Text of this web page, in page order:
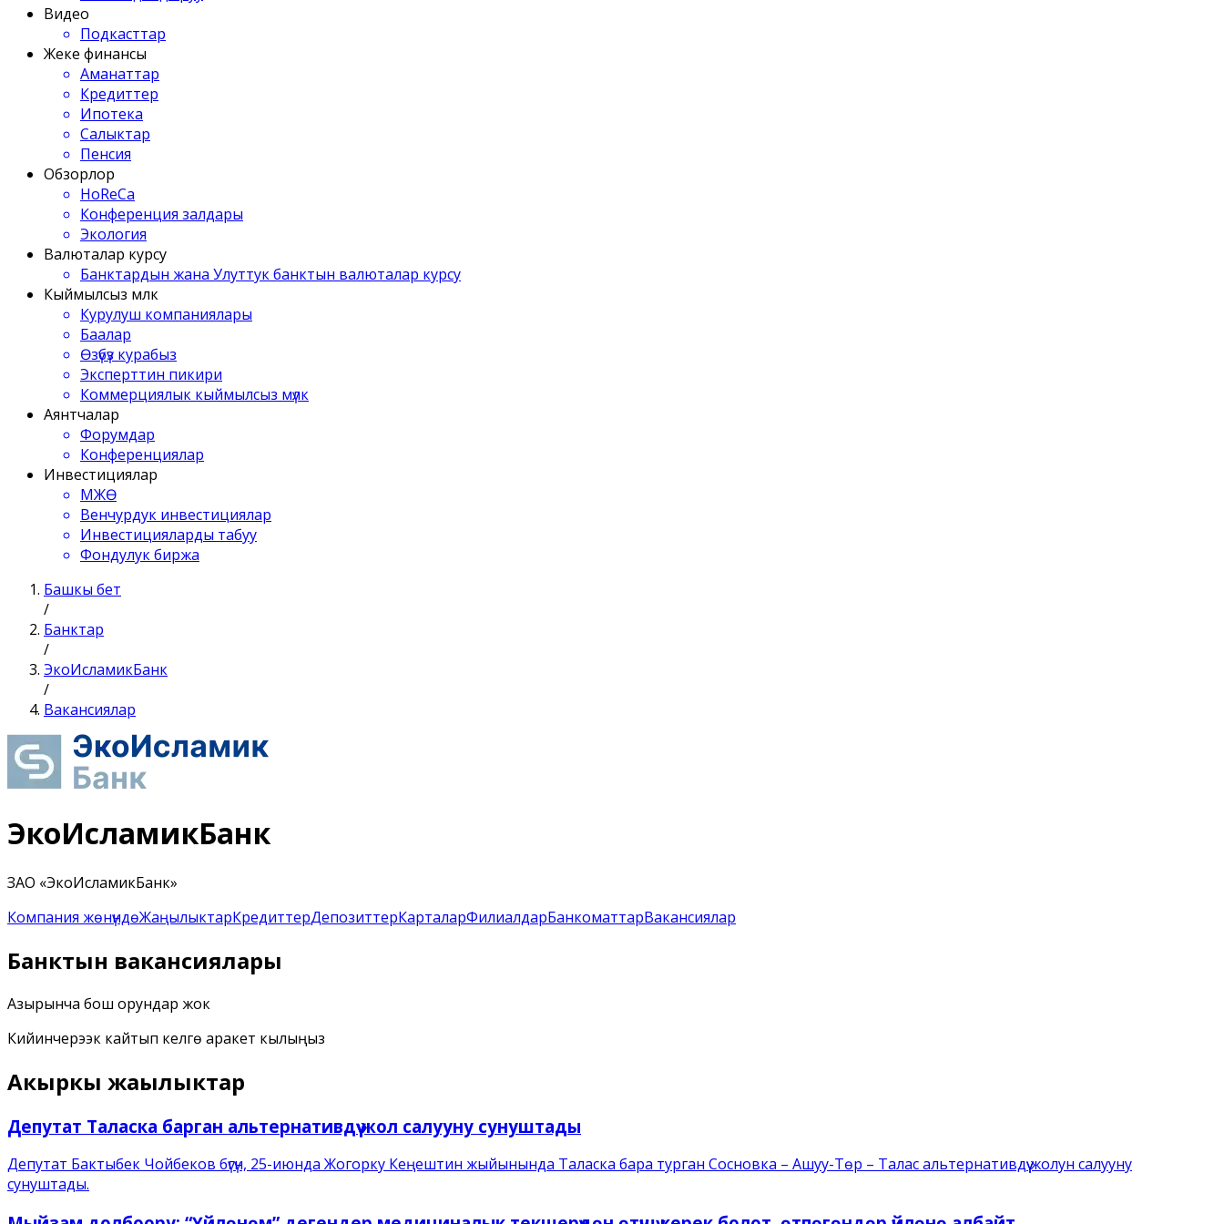
Видео
Подкасттар
Жеке финансы
Аманаттар
Кредиттер
Ипотека
Салыктар
Пенсия
Обзорлор
HoReCa
Конференция залдары
Экология
Валюталар курсу
Банктардын жана Улуттук банктын валюталар курсу
Кыймылсыз мүлк
Курулуш компаниялары
Баалар
Өзүбүз курабыз
Эксперттин пикири
Коммерциялык кыймылсыз мүлк
Аянтчалар
Форумдар
Конференциялар
Инвестициялар
МЖӨ
Венчурдук инвестициялар
Инвестицияларды табуу
Фондулук биржа
Башкы бет
/
Банктар
/
ЭкоИсламикБанк
/
Вакансиялар
ЭкоИсламикБанк
ЗАО «ЭкоИсламикБанк»
Компания жөнүндөЖаңылыктарКредиттерДепозиттерКарталарФилиалдарБанкоматтарВакансиялар
Банктын вакансиялары
Азырынча бош орундар жок
Кийинчерээк кайтып келүүгө аракет кылыңыз
Акыркы жаңылыктар
Депутат Таласка барган альтернативдүү жол салууну сунуштады
Депутат Бактыбек Чойбеков бүгүн, 25-июнда Жогорку Кеңештин жыйынында Таласка бара турган Сосновка – Ашуу-Төр – Талас альтернативдүү жолун салууну
сунуштады.